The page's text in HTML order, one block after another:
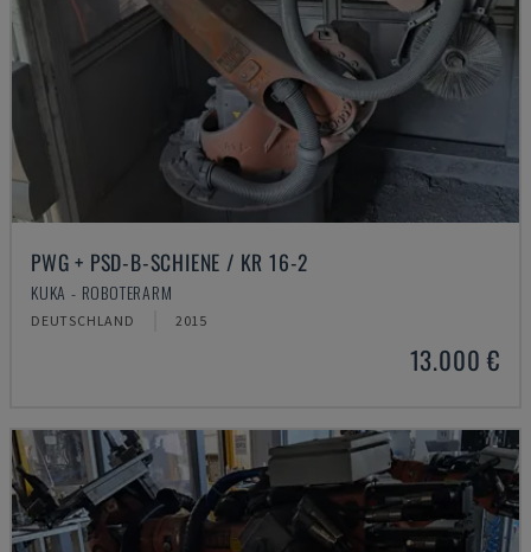
PWG + PSD-B-SCHIENE / KR 16-2
KUKA - ROBOTERARM
DEUTSCHLAND 2015
13.000 €